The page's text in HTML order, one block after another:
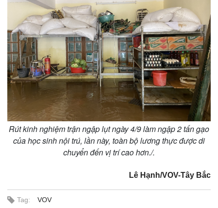
Podcast
Đọc truyện đêm khuya
Rút kinh nghiệm trận ngập lụt ngày 4/9 làm ngập 2 tấn gạo
của học sinh nội trú, lần này, toàn bộ lương thực được di
chuyển đến vị trí cao hơn./.
Lê Hạnh/VOV-Tây Bắc
Tag: VOV